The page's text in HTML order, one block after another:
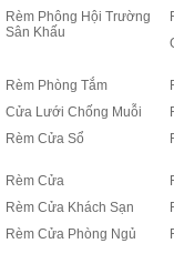
Rèm Phông Hội Trường
Sân Khấu
Rèm Phòng Tắm
Cửa Lưới Chống Muỗi
Rèm Cửa Sổ
Rèm Cửa
Rèm Cửa Khách Sạn
Rèm Cửa Phòng Ngủ